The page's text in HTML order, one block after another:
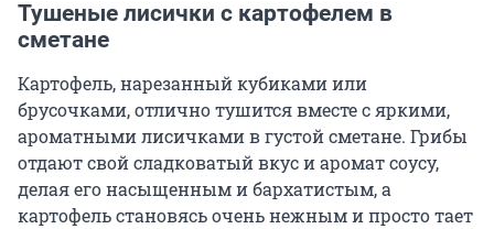
Тушеные лисички с картофелем в
сметане
Картофель, нарезанный кубиками или
брусочками, отлично тушится вместе с яркими,
ароматными лисичками в густой сметане. Грибы
отдают свой сладковатый вкус и аромат соусу,
делая его насыщенным и бархатистым, а
картофель становясь очень нежным и просто тает